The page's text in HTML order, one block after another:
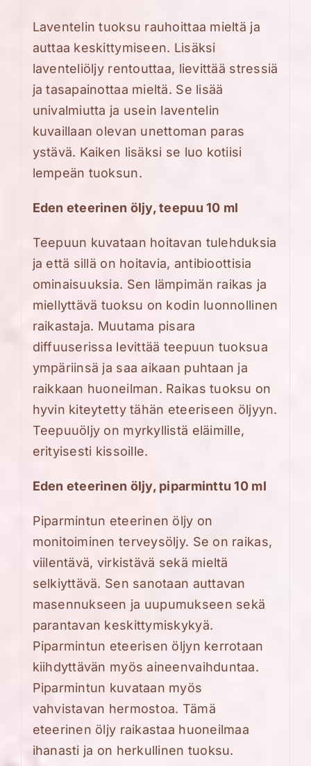
Laventelin tuoksu rauhoittaa mieltä ja
auttaa keskittymiseen. Lisäksi
laventeliöljy rentouttaa, lievittää stressiä
ja tasapainottaa mieltä. Se lisää
univalmiutta ja usein laventelin
kuvaillaan olevan unettoman paras
ystävä. Kaiken lisäksi se luo kotiisi
lempeän tuoksun.
Eden eteerinen öljy, teepuu 10 ml
Teepuun kuvataan hoitavan tulehduksia
ja että sillä on hoitavia, antibioottisia
ominaisuuksia. Sen lämpimän raikas ja
miellyttävä tuoksu on kodin luonnollinen
raikastaja. Muutama pisara
diffuuserissa levittää teepuun tuoksua
ympäriinsä ja saa aikaan puhtaan ja
raikkaan huoneilman. Raikas tuoksu on
hyvin kiteytetty tähän eteeriseen öljyyn.
Teepuuöljy on myrkyllistä eläimille,
erityisesti kissoille.
Eden eteerinen öljy, piparminttu 10 ml
Piparmintun eteerinen öljy on
monitoiminen terveysöljy. Se on raikas,
viilentävä, virkistävä sekä mieltä
selkiyttävä. Sen sanotaan auttavan
masennukseen ja uupumukseen sekä
parantavan keskittymiskykyä.
Piparmintun eteerisen öljyn kerrotaan
kiihdyttävän myös aineenvaihduntaa.
Piparmintun kuvataan myös
vahvistavan hermostoa. Tämä
eteerinen öljy raikastaa huoneilmaa
ihanasti ja on herkullinen tuoksu.